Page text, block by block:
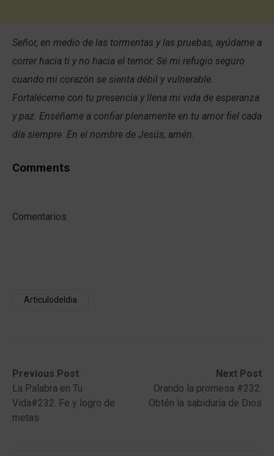
Señor, en medio de las tormentas y las pruebas, ayúdame a
correr hacia ti y no hacia el temor. Sé mi refugio seguro
cuando mi corazón se sienta débil y vulnerable.
Fortaléceme con tu presencia y llena mi vida de esperanza
y paz. Enséñame a confiar plenamente en tu amor fiel cada
día siempre. En el nombre de Jesús, amén.
Comments
Comentarios
Articulodeldia
Post
navigation
Previous Post
Previous
post:La Palabra en Tu
Vida#232: Fe y logro de
metas
Next Post
Next
post:
Orando la promesa #232:
Obtén la sabiduría de Dios